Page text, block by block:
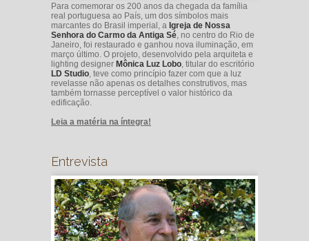
Para comemorar os 200 anos da chegada da família
real portuguesa ao País, um dos símbolos mais
marcantes do Brasil imperial, a Igreja de Nossa
Senhora do Carmo da Antiga Sé, no centro do Rio de
Janeiro, foi restaurado e ganhou nova iluminação, em
março último. O projeto, desenvolvido pela arquiteta e
lighting designer Mônica Luz Lobo, titular do escritório
LD Studio, teve como princípio fazer com que a luz
revelasse não apenas os detalhes construtivos, mas
também tornasse perceptível o valor histórico da
edificação.
Leia a matéria na íntegra!
Entrevista